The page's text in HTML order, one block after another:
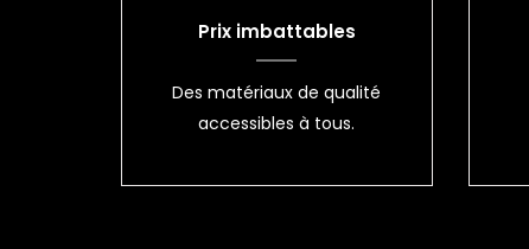
Prix imbattables
Des matériaux de qualité
accessibles à tous.